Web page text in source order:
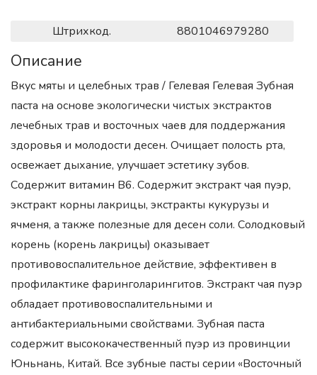
Штрихкод. 8801046979280
Описание
Вкус мяты и целебных трав / Гелевая Гелевая Зубная
паста на основе экологически чистых экстрактов
лечебных трав и восточных чаев для поддержания
здоровья и молодости десен. Очищает полость рта,
освежает дыхание, улучшает эстетику зубов.
Содержит витамин В6. Содержит экстракт чая пуэр,
экстракт корны лакрицы, экстракты кукурузы и
ячменя, а также полезные для десен соли. Солодковый
корень (корень лакрицы) оказывает
противовоспалительное действие, эффективен в
профилактике фаринголарингитов. Экстракт чая пуэр
обладает противовоспалительными и
антибактериальными свойствами. Зубная паста
содержит высококачественный пуэр из провинции
Юньнань, Китай. Все зубные пасты серии «Восточный